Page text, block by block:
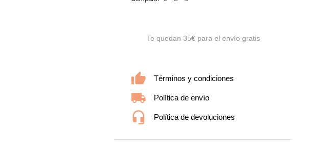
Te quedan 35€para el envío gratis
Términos y condiciones
Política de envío
Política de devoluciones